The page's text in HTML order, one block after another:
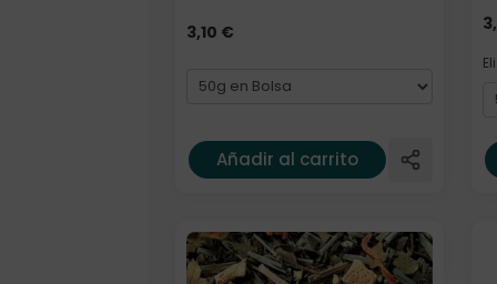
3,10 €
Añadir al carrito
Elige: Peso/formato